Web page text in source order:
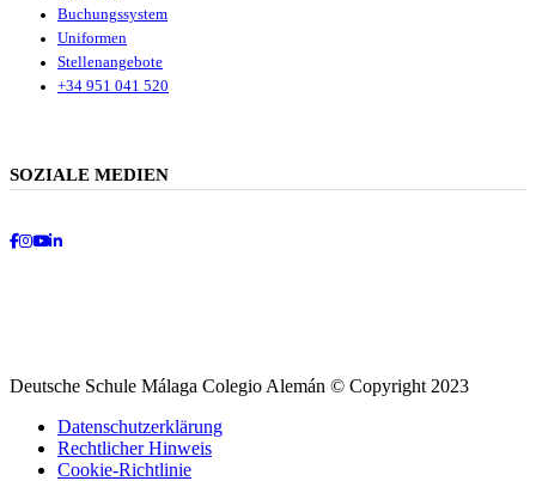
Buchungssystem
Uniformen
Stellenangebote
+34 951 041 520
SOZIALE MEDIEN
Deutsche Schule Málaga Colegio Alemán © Copyright 2023
Datenschutzerklärung
Rechtlicher Hinweis
Cookie-Richtlinie